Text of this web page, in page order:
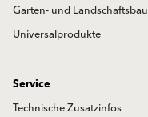
Garten- und Landschaftsbau
Universalprodukte
Service
Technische Zusatzinfos